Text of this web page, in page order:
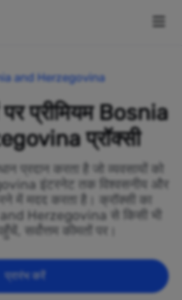
and Herzegovina
प्रीमियम Bosnia
प्रॉक्सी
प्रदान करता है जो व्यवसायों को
इंटरनेट तक विश्वसनीय और
में मदद करता है। क्रॉक्सी का
Herzegovina से किसी भी
सर्वोत्तम कीमतों पर।
प्रारंभ करें